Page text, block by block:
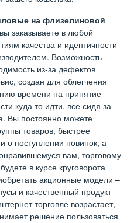
на флизелиновой
заказываете в любой
качества и идентичности
Возможность
из-за дефектов
создан для облегчения
времени на принятие
куда то идти, все сидя за
Вы постоянно можете
товаров, быстрее
о поступлении новинок, а
вам, торговому
в курсе круговорота
акционные модели –
и качественный продукт
торговле возрастает,
решение пользоваться